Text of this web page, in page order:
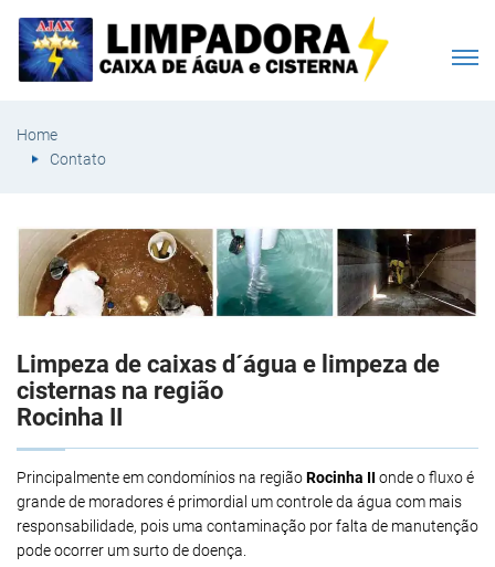
Home
Contato
Limpeza de caixas d´água e limpeza de
cisternas na região
Rocinha II
Principalmente em condomínios na regiãoRocinha II onde o fluxo é
grande de moradores é primordial um controle da água com mais
responsabilidade, pois uma contaminação por falta de manutenção
pode ocorrer um surto de doença.